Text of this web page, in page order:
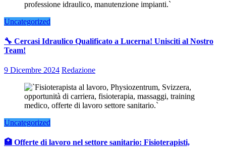
Uncategorized
🔧 Cercasi Idraulico Qualificato a Lucerna! Unisciti al Nostro
Team!
9 Dicembre 2024 Redazione
Uncategorized
🏥 Offerte di lavoro nel settore sanitario: Fisioterapisti,